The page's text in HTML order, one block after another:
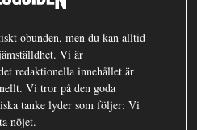
obunden, men du kan alltid
Vi är
redaktionella innehållet är
Vi tror på den goda
tanke lyder som följer: Vi
nöjet.